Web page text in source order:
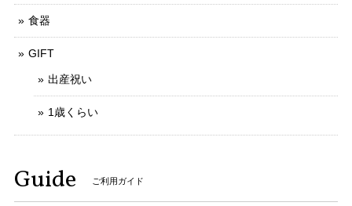
食器
GIFT
出産祝い
1歳くらい
Guide ご利用ガイド